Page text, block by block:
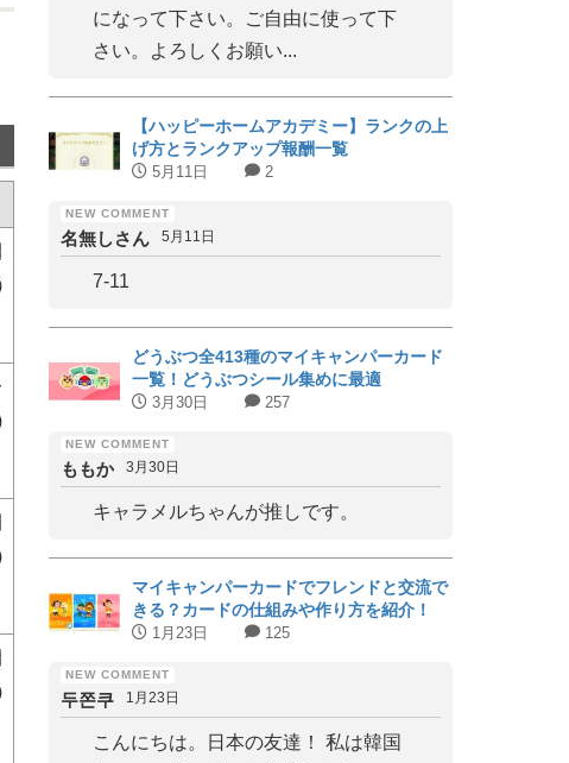
になって下さい。ご自由に使って下
さい。よろしくお願い...
【ハッピーホームアカデミー】ランクの上
げ方とランクアップ報酬一覧
5月11日 2
名無しさん 5月11日
7-11
どうぶつ全413種のマイキャンパーカード
一覧！どうぶつシール集めに最適
3月30日 257
ももか 3月30日
キャラメルちゃんが推しです。
マイキャンパーカードでフレンドと交流で
きる？カードの仕組みや作り方を紹介！
1月23日 125
두쫀쿠 1月23日
こんにちは。日本の友達！ 私は韓国